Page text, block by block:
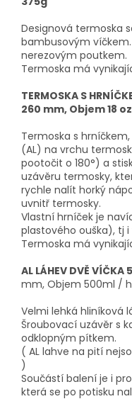
Designová termoska
bambusovým
nerezovým poutkem.
Termoska má
TERMOSKA S
260 mm, Objem 18
Termoska s
(AL) na vrchu
pootočit o 180°) a
uzávěru termosky,
rychle nalít horký
uvnitř termosky.
Vlastní hrníček je
plastového ouška), tj
Termoska má
AL LÁHEV DVĚ VÍČKA
mm, Objem 500ml /
Velmi lehká hliníková
Šroubovací uzávěr s
odklopným pítkem.
( AL lahve na pití
)
Součástí balení je i
která se po potisku